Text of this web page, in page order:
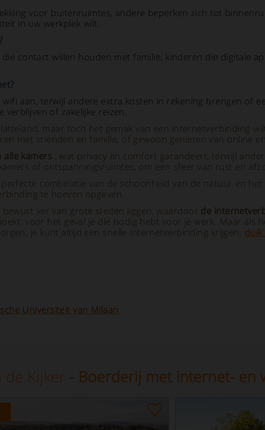
voor buitenruimtes, andere beperken zich tot
in uw werkplek wilt.
contact willen houden met familie, kinderen die digitale
aan, terwijl andere extra kosten in rekening brengen of
of zakelijke reizen.
maar toch het gemak van een internetverbinding
met vrienden en familie, of gewoon genieten van online
kamers , wat privacy en comfort garandeert, terwijl
of ontspanningsruimtes, om een sfeer van rust en
combinatie van de schoonheid van de natuur en
te hoeven opgeven.
ver van grote steden liggen, waardoor de
voor het geval je die nodig hebt voor je werk. Maar als
je kunt altijd een snelle internetverbinding krijgen. duik
Universiteit van Milaan
de Kijker - Boerderij met internet- en